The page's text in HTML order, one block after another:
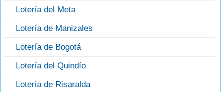
Lotería del Meta
Lotería de Manizales
Lotería de Bogotá
Lotería del Quindío
Lotería de Risaralda